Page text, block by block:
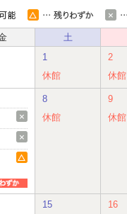
土
1
休館
2
休館
8
休館
9
休館
15
16